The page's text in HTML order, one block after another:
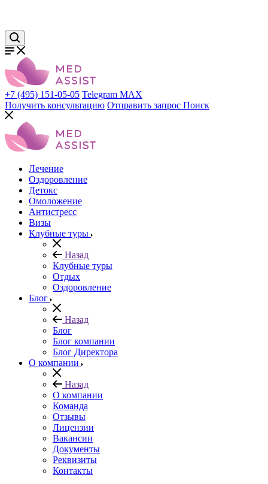
+7 (495) 151-05-05 Telegram MAX
Получить консультацию Отправить запрос Поиск
Лечение
Оздоровление
Детокс
Омоложение
Антистресс
Визы
Клубные туры
Назад
Клубные туры
Отдых
Оздоровление
Блог
Назад
Блог
Блог компании
Блог Директора
О компании
Назад
О компании
Команда
Отзывы
Лицензии
Вакансии
Документы
Реквизиты
Контакты